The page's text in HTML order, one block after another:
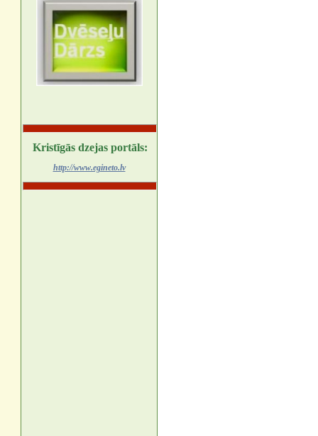
Kristīgās dzejas portāls:
http://www.egineto.lv